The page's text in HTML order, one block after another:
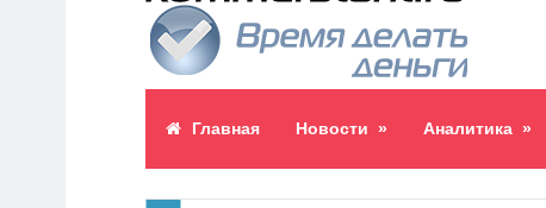
Главная Новости » Аналитика »